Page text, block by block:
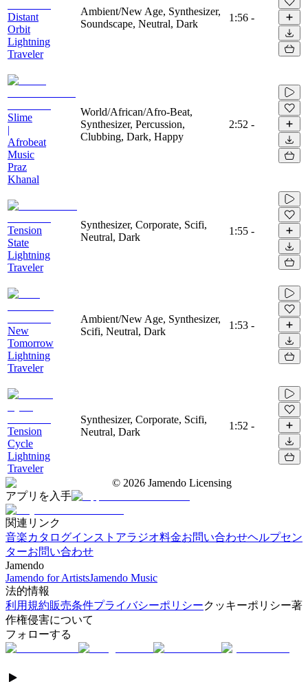
Distant
Orbit
Lightning
Traveler
Ambient/New Age, Synthesizer,
Soundscape, Neutral, Dark
1:56 -
Slime
|
Afrobeat
Music
Praz
Khanal
World/African/Afro-Beat,
Synthesizer, Percussion,
Clubbing, Dark, Happy
2:52 -
Tension
State
Lightning
Traveler
Synthesizer, Corporate, Scifi,
Neutral, Dark
1:55 -
New
Tomorrow
Lightning
Traveler
Ambient/New Age, Synthesizer,
Scifi, Neutral, Dark
1:53 -
Tension
Cycle
Lightning
Traveler
Synthesizer, Corporate, Scifi,
Neutral, Dark
1:52 -
© 2026 Jamendo Licensing
アプリを入手
関連リンク
音楽カタログインストアラジオ料金お問い合わせヘルプセン
ターお問い合わせ
Jamendo
Jamendo for ArtistsJamendo Music
法的情報
利用規約販売条件プライバシーポリシークッキーポリシー著
作権侵害について
フォローする